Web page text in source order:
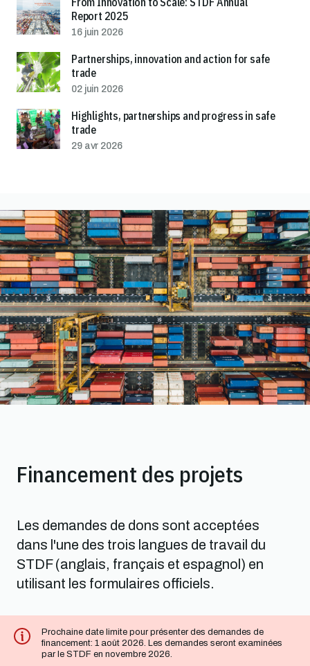
Report 2025
16 juin 2026
Partnerships, innovation and action for safe
trade
02 juin 2026
Highlights, partnerships and progress in safe
trade
29 avr 2026
Financement des projets
Les demandes de dons sont acceptées
dans l'une des trois langues de travail du
STDF (anglais, français et espagnol) en
utilisant les formulaires officiels.
Prochaine date limite pour présenter des demandes de
financement: 1 août 2026. Les demandes seront examinées
par le STDF en novembre 2026.